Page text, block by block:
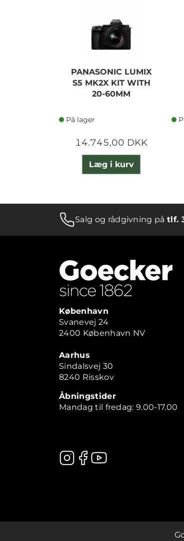
PANASONIC LUMIX
S5 MK2X KIT WITH
20-60MM
På lager
14.745,00 DKK
Læg i kurv
Salg og rådgivning påtlf.
København
Svanevej 24
2400 København NV
Aarhus
Sindalsvej 30
8240 Risskov
Åbningstider
Mandag til fredag: 9.00-17.00